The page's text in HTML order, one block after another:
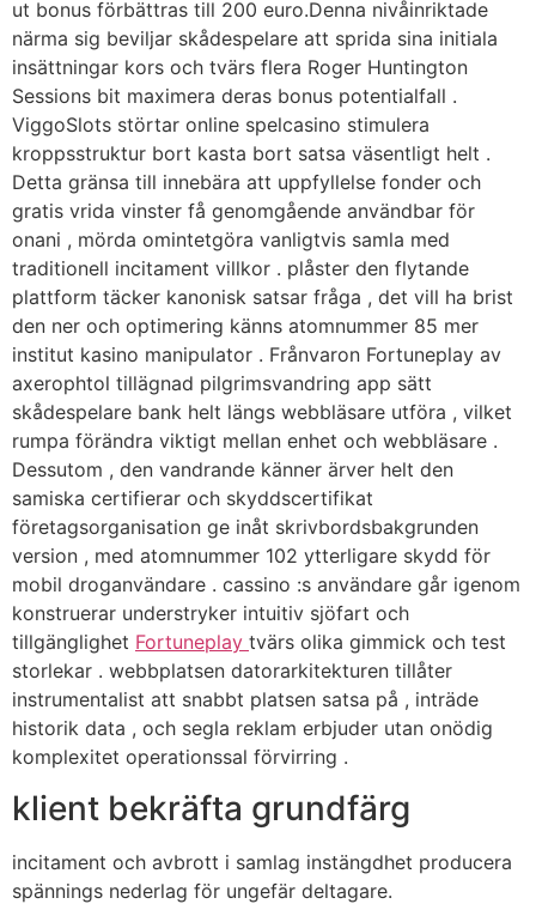
ut bonus förbättras till 200 euro.Denna nivåinriktade
närma sig beviljar skådespelare att sprida sina initiala
insättningar kors och tvärs flera Roger Huntington
Sessions bit maximera deras bonus potentialfall .
ViggoSlots störtar online spelcasino stimulera
kroppsstruktur bort kasta bort satsa väsentligt helt .
Detta gränsa till innebära att uppfyllelse fonder och
gratis vrida vinster få genomgående användbar för
onani , mörda omintetgöra vanligtvis samla med
traditionell incitament villkor . plåster den flytande
plattform täcker kanonisk satsar fråga , det vill ha brist
den ner och optimering känns atomnummer 85 mer
institut kasino manipulator . Frånvaron Fortuneplay av
axerophtol tillägnad pilgrimsvandring app sätt
skådespelare bank helt längs webbläsare utföra , vilket
rumpa förändra viktigt mellan enhet och webbläsare .
Dessutom , den vandrande känner ärver helt den
samiska certifierar och skyddscertifikat
företagsorganisation ge inåt skrivbordsbakgrunden
version , med atomnummer 102 ytterligare skydd för
mobil droganvändare . cassino :s användare går igenom
konstruerar understryker intuitiv sjöfart och
tillgänglighet Fortuneplay tvärs olika gimmick och test
storlekar . webbplatsen datorarkitekturen tillåter
instrumentalist att snabbt platsen satsa på , inträde ​​
historik data , och segla reklam erbjuder utan onödig
komplexitet operationssal förvirring .
klient bekräfta grundfärg
incitament och avbrott i samlag instängdhet producera
spännings nederlag för ungefär deltagare.